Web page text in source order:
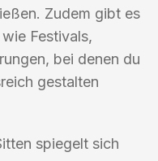
Zudem gibt es
Festivals,
bei denen du
gestalten
spiegelt sich